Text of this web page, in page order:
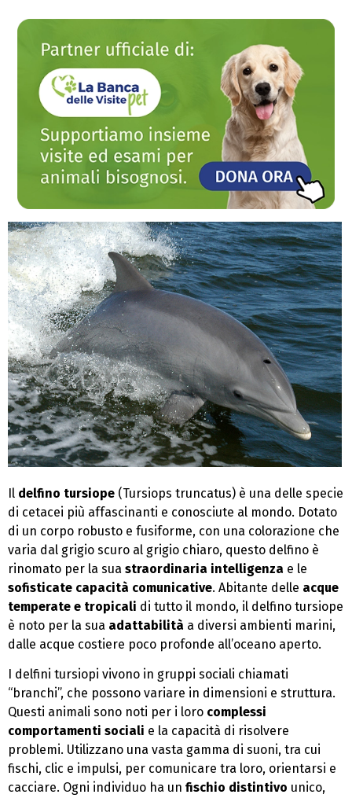
Il delfino tursiope (Tursiops truncatus) è una delle specie
di cetacei più affascinanti e conosciute al mondo. Dotato
di un corpo robusto e fusiforme, con una colorazione che
varia dal grigio scuro al grigio chiaro, questo delfino è
rinomato per la sua straordinaria intelligenza e le
sofisticate capacità comunicative. Abitante delle acque
temperate e tropicali di tutto il mondo, il delfino tursiope
è noto per la sua adattabilità a diversi ambienti marini,
dalle acque costiere poco profonde all’oceano aperto.
I delfini tursiopi vivono in gruppi sociali chiamati
“branchi”, che possono variare in dimensioni e struttura.
Questi animali sono noti per i loro complessi
comportamenti sociali e la capacità di risolvere
problemi. Utilizzano una vasta gamma di suoni, tra cui
fischi, clic e impulsi, per comunicare tra loro, orientarsi e
cacciare. Ogni individuo ha un fischio distintivo unico,